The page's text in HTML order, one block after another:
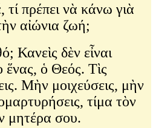
τί πρέπει νὰ κάνω γιὰ
αἰώνια ζωή;
Κανεὶς δὲν εἶναι
ὁ Θεός. Τὶς
Μὴν μοιχεύσεις, μὴν
τίμα τὸν
μητέρα σου.